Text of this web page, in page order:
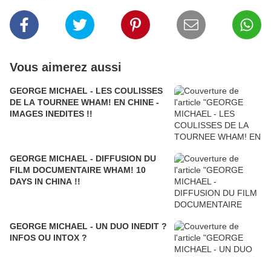
Vous aimerez aussi
GEORGE MICHAEL - LES COULISSES
DE LA TOURNEE WHAM! EN CHINE -
IMAGES INEDITES !!
GEORGE MICHAEL - DIFFUSION DU
FILM DOCUMENTAIRE WHAM! 10
DAYS IN CHINA !!
GEORGE MICHAEL - UN DUO INEDIT ?
INFOS OU INTOX ?